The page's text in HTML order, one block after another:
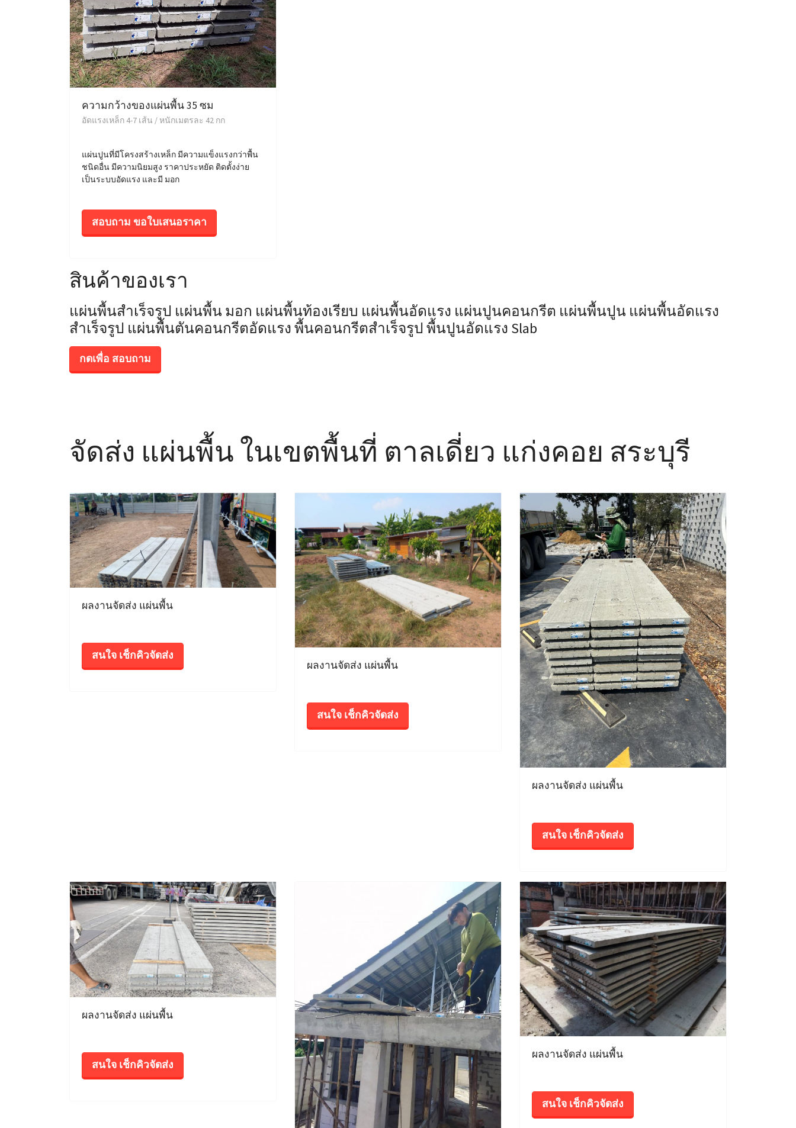
ความกว้างของแผ่นพื้น 35 ซม
อัดแรงเหล็ก 4-7 เส้น / หนักเมตรละ 42 กก
แผ่นปูนที่มีโครงสร้างเหล็ก มีความแข็งแรงกว่าพื้น
ชนิดอื่น มีความนิยมสูง ราคาประหยัด ติดตั้งง่าย
เป็นระบบอัดแรง และมี มอก
สอบถาม ขอใบเสนอราคา
สินค้าของเรา
แผ่นพื้นสำเร็จรูป แผ่นพื้น มอก แผ่นพื้นท้องเรียบ แผ่นพื้นอัดแรง แผ่นปูนคอนกรีต แผ่นพื้นปูน แผ่นพื้นอัดแรง
สำเร็จรูป แผ่นพื้นตันคอนกรีตอัดแรง พื้นคอนกรีตสำเร็จรูป พื้นปูนอัดแรง Slab
กดเพื่อ สอบถาม
จัดส่ง แผ่นพื้น ในเขตพื้นที่ ตาลเดี่ยว แก่งคอย สระบุรี
ผลงานจัดส่ง แผ่นพื้น
สนใจ เช็กคิวจัดส่ง
ผลงานจัดส่ง แผ่นพื้น
สนใจ เช็กคิวจัดส่ง
ผลงานจัดส่ง แผ่นพื้น
สนใจ เช็กคิวจัดส่ง
ผลงานจัดส่ง แผ่นพื้น
สนใจ เช็กคิวจัดส่ง
ผลงานจัดส่ง แผ่นพื้น
สนใจ เช็กคิวจัดส่ง